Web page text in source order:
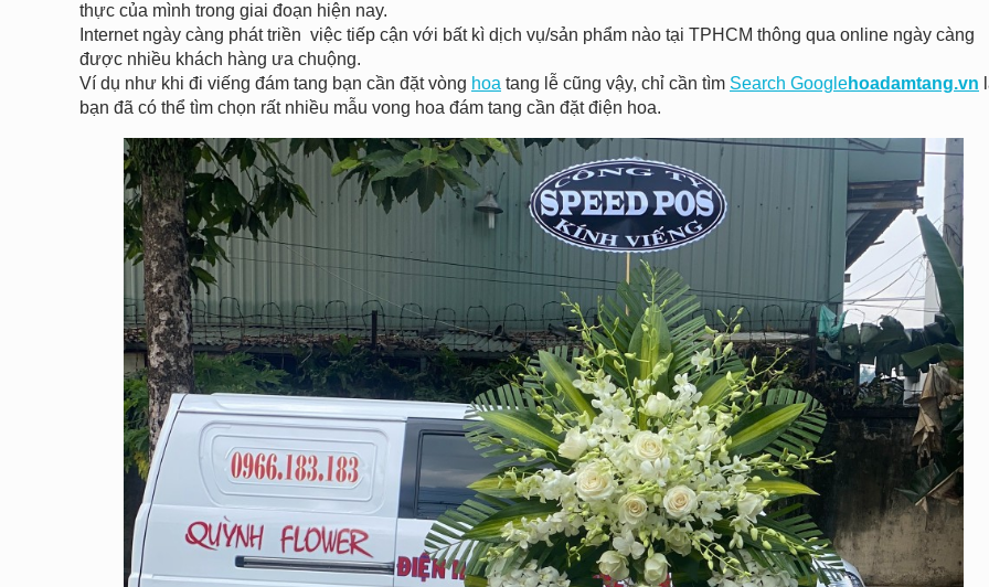
thực của mình trong giai đoạn hiện nay.
Internet ngày càng phát triền việc tiếp cận với bất kì dịch vụ/sản phẩm nào tại TPHCM thông qua online ngày càng
được nhiều khách hàng ưa chuộng.
Ví dụ như khi đi viếng đám tang bạn cần đặt vòng hoa tang lễ cũng vậy, chỉ cần tìm Search Googlehoadamtang.vn
bạn đã có thể tìm chọn rất nhiều mẫu vong hoa đám tang cần đặt điện hoa.